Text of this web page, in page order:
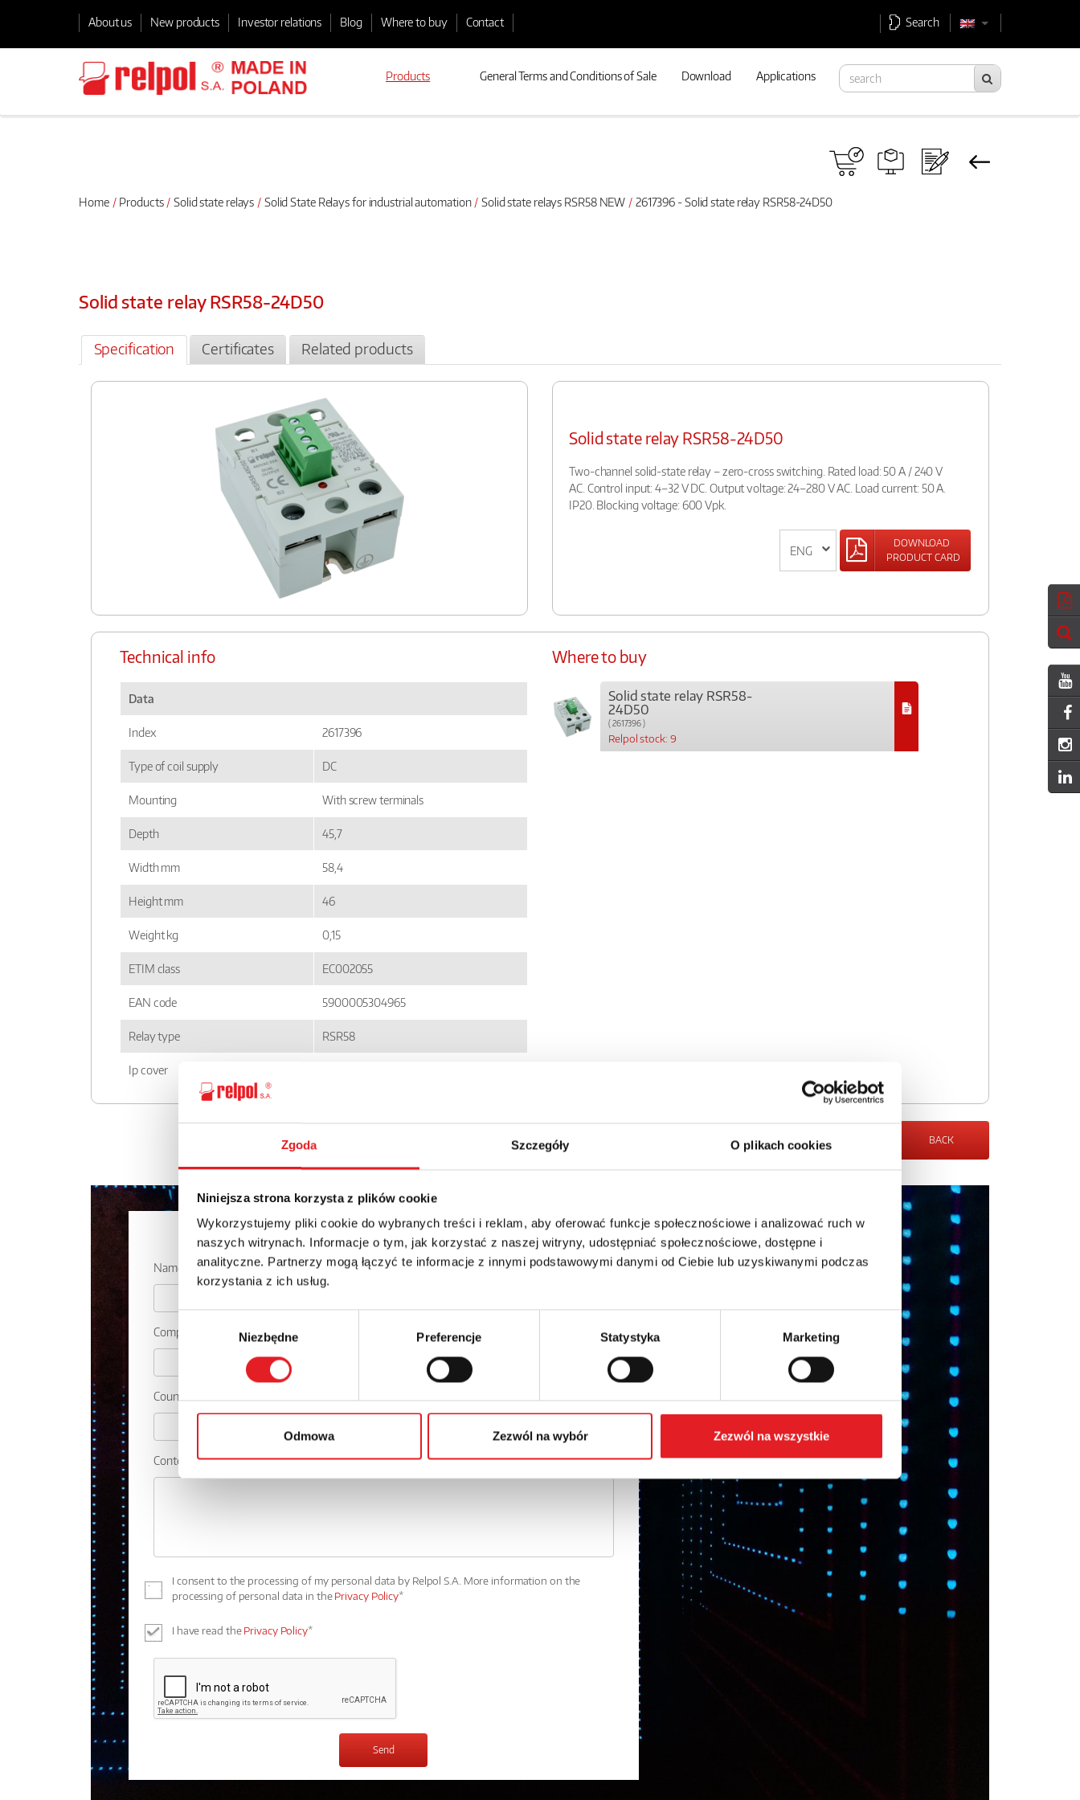
Zgoda Szczegóły O plikach cookies
Niniejsza strona korzysta z plików cookie
Wykorzystujemy pliki cookie do wybranych treści i reklam, aby oferować funkcje społecznościowe i analizować ruch w
naszych witrynach. Informacje o tym, jak korzystać z naszej witryny, udostępniać społecznościowe, dostępne i
analityczne. Partnerzy mogą łączyć te informacje z innymi podstawowymi danymi od Ciebie lub uzyskiwanymi podczas
korzystania z ich usług.
zgody
Niezbędne Preferencje Statystyka Marketing
Odmowa Zezwól na wybór Zezwól na wszystkie
About us New products Investor relations Blog Where to buy Contact Search
Products General Terms and Conditions of Sale Download Applications
Home Products Solid state relays Solid State Relays for industrial automation Solid state relays RSR58 NEW 2617396 - Solid state relay RSR58-24D50
Solid state relay RSR58-24D50
Specification Certificates Related products
Solid state relay RSR58-24D50
Two-channel solid-state relay – zero-cross switching. Rated load: 50 A / 240 V
AC. Control input: 4–32 V DC. Output voltage: 24–280 V AC. Load current: 50 A.
IP20. Blocking voltage: 600 Vpk.
DOWNLOAD
PRODUCT CARD
Technical info
Data
Index 2617396
Type of coil supply DC
Mounting With screw terminals
Depth 45,7
Width mm 58,4
Height mm 46
Weight kg 0,15
ETIM class EC002055
EAN code 5900005304965
Relay type RSR58
Ip cover
Where to buy
Solid state relay RSR58-
24D50
( 2617396 )
Relpol stock: 9
BACK
Ask for the details of the offer
Name: * Email: *
Company: Phone:
Country:
Contents: *
I consent to the processing of my personal data by Relpol S.A. More information on the
processing of personal data in thePrivacy Policy*
I have read thePrivacy Policy*